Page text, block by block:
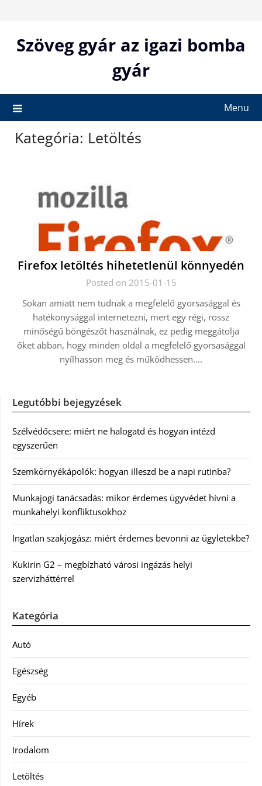
contentSzöveg gyár az igazi bomba
gyár
Menu
Kategória: Letöltés
Firefox letöltés hihetetlenül könnyedén
Posted on 2015-01-15
Sokan amiatt nem tudnak a megfelelő gyorsasággal és
hatékonysággal internetezni, mert egy régi, rossz
minőségű böngészőt használnak, ez pedig meggátolja
őket abban, hogy minden oldal a megfelelő gyorsasággal
nyílhasson meg és működhessen….
Legutóbbi bejegyzések
Szélvédőcsere: miért ne halogatd és hogyan intézd
egyszerűen
Szemkörnyékápolók: hogyan illeszd be a napi rutinba?
Munkajogi tanácsadás: mikor érdemes ügyvédet hívni a
munkahelyi konfliktusokhoz
Ingatlan szakjogász: miért érdemes bevonni az ügyletekbe?
Kukirin G2 – megbízható városi ingázás helyi
szervizháttérrel
Kategória
Autó
Egészség
Egyéb
Hírek
Irodalom
Letöltés